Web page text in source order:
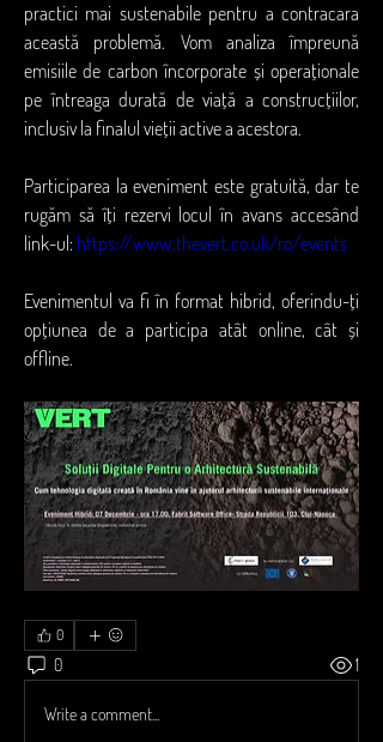
practici mai sustenabile pentru a contracara
această problemă. Vom analiza împreună
emisiile de carbon încorporate și operaționale
pe întreaga durată de viață a construcțiilor,
inclusiv la finalul vieții active a acestora.
Participarea la eveniment este gratuită, dar te
rugăm să îți rezervi locul în avans accesând
link-ul: https://www.thevert.co.uk/ro/events
Evenimentul va fi în format hibrid, oferindu-ți
opțiunea de a participa atât online, cât și
offline.
0
0 1
Write a comment...